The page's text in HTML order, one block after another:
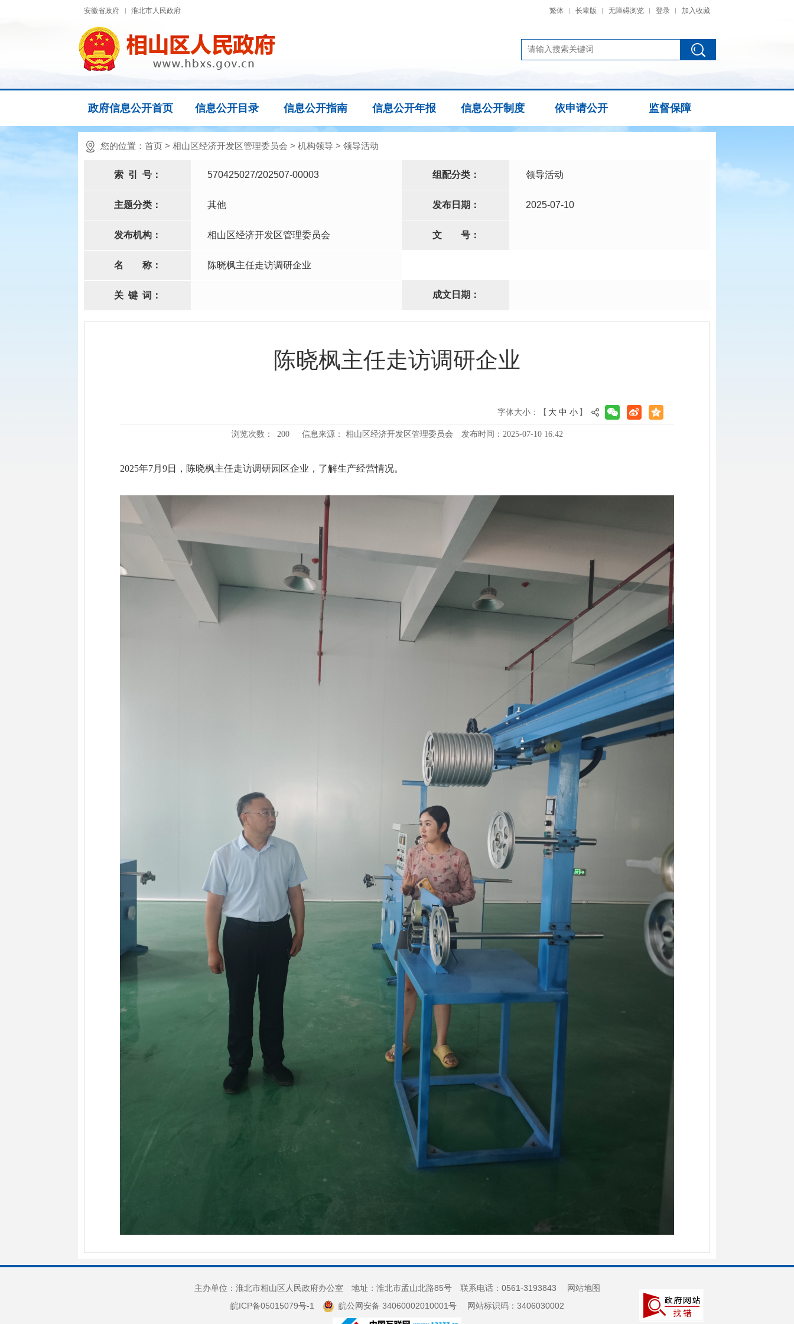
安徽省政府 淮北市人民政府 繁体 长辈版 无障碍浏览 登录 加入收藏
政府信息公开首页 信息公开目录 信息公开指南 信息公开年报 信息公开制度 依申请公开 监督保障
您的位置： 首页 > 相山区经济开发区管理委员会 > 机构领导 > 领导活动
索 引 号： 570425027/202507-00003 组配分类： 领导活动
主题分类： 其他 发布日期： 2025-07-10
发布机构： 相山区经济开发区管理委员会 文 号：
名 称： 陈晓枫主任走访调研企业
关 键 词： 成文日期：
陈晓枫主任走访调研企业
字体大小：【 大 中 小 】
浏览次数： 200 信息来源： 相山区经济开发区管理委员会 发布时间：2025-07-10 16:42
2025年7月9日，陈晓枫主任走访调研园区企业，了解生产经营情况。
主办单位：淮北市相山区人民政府办公室 地址：淮北市孟山北路85号 联系电话：0561-3193843
网站地图
皖ICP备05015079号-1
皖公网安备 34060002010001号网站标识码：3406030002